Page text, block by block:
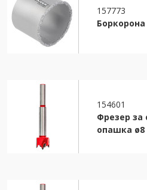
157773
154601
Фрезер за
опашка ø8